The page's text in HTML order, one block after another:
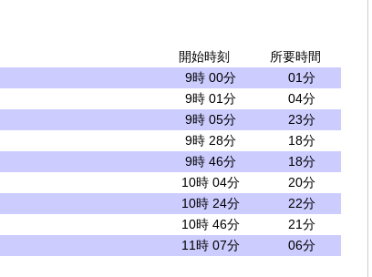
開始時刻
所要時間
9時 00分
01分
9時 01分
04分
9時 05分
23分
9時 28分
18分
9時 46分
18分
10時 04分
20分
10時 24分
22分
10時 46分
21分
11時 07分 06分